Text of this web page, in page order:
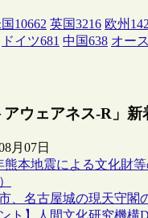
10662 英国3216 欧州
ドイツ681 中国638 オー
アウェアネス-R」新
月07日
熊本地震による文化財
、名古屋城の現天守閣
ント】人間文化研究機